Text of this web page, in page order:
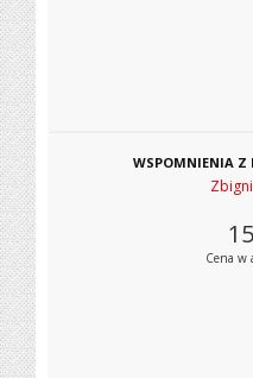
WSPOMNIENIA Z
15
Cena w